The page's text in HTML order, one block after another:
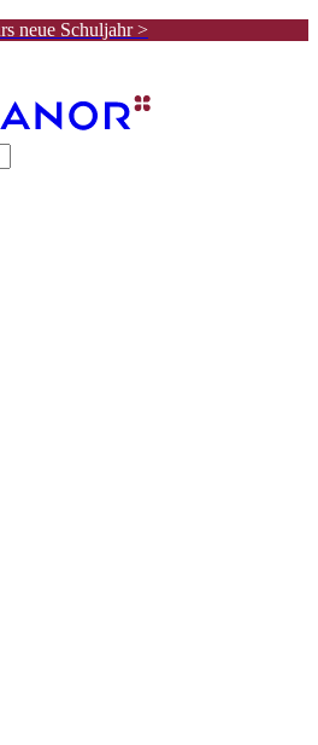
neue Schuljahr >